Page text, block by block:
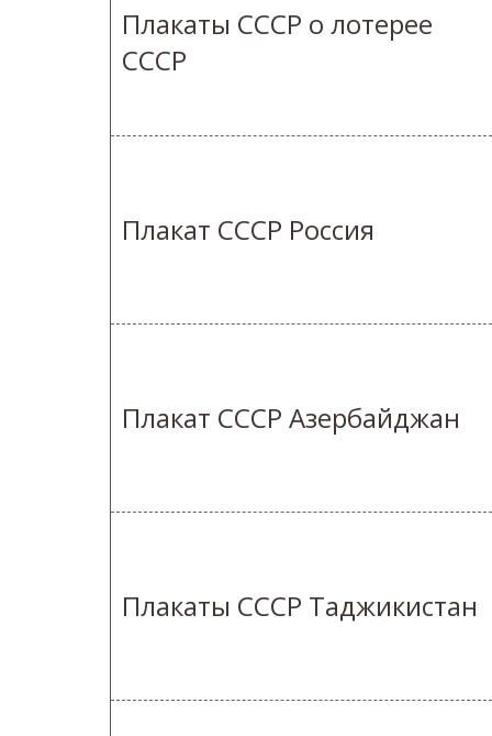
Плакаты СССР о лотерее
СССР
Плакат СССР Россия
Плакат СССР Азербайджан
Плакаты СССР Таджикистан